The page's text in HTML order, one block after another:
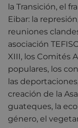
la Transición, el
Eibar: la
reuniones
asociación
XIII, los Comités
populares, los
las
creación de la
guateques, la
género, el